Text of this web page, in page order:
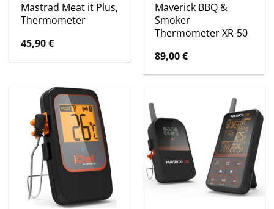
Mastrad Meat it Plus,
Thermometer
45,90€
Maverick BBQ &
Smoker
Thermometer XR-50
89,00€